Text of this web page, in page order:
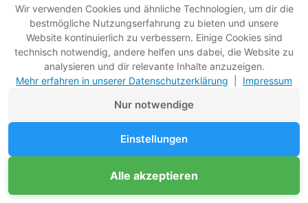
Der Alltagsstress fällt ab, mein Geist wird klar.
Ich kann wieder kreativ denken und neue Ideen schmieden.
Und ich fühle mich der Natur sehr verbunden. Sie ist
meine Lehrmeisterin und Inspiration zugleich.
Momente wie diese sind ein Geschenk. 🙏
Unterstütze Survival-Kompass
Wir verwenden Cookies und ähnliche Technologien, um dir die
bestmögliche Nutzungserfahrung zu bieten und unsere
Website kontinuierlich zu verbessern. Einige Cookies sind
technisch notwendig, andere helfen uns dabei, die Website zu
analysieren und dir relevante Inhalte anzuzeigen.
Mehr erfahren in unserer Datenschutzerklärung
Impressum
Nur notwendige
Einstellungen
Alle akzeptieren